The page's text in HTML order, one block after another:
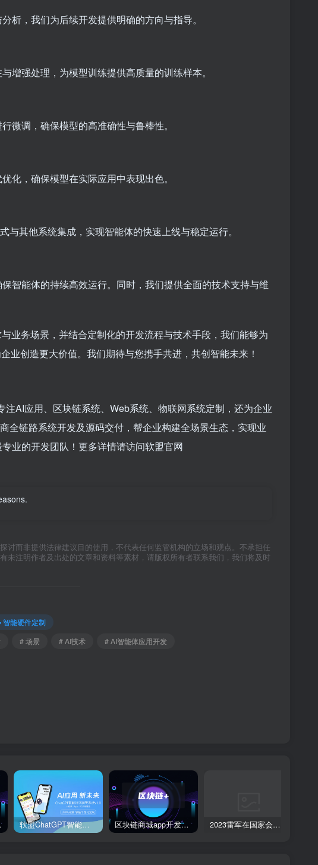
析，我们为后续开发提供明确的方向与指导。
增强处理，为模型训练提供高质量的训练样本。
微调，确保模型的高准确性与鲁棒性。
化，确保模型在实际应用中表现出色。
其他系统集成，实现智能体的快速上线与稳定运行。
智能体的持续高效运行。同时，我们提供全面的技术支持与维
业务场景，并结合定制化的开发流程与技术手段，我们能够为
创造更大价值。我们期待与您携手共进，共创智能未来！
AI应用、区块链系统、Web系统、物联网系统定制，还为企业
全链路系统开发及源码交付，帮企业构建全场景生态，实现业
业的开发团队！更多详情请访问软盟官网
而非提供法律建议目的使用，不代表任何监管机构的立场和观点。不承担任
注明作者及出处的文章和资料等素材，请版权所有者联系我们，我们将及时
智能硬件定制
# 场景 # AI技术 # AI智能体应用开发
网络热议。 软盟ChatGPT智能聊天对话系统 区块链商城app开发有什么好处和坏处？ 2023雷军在国家会议中心举行的年度演讲全文：成长的经历和感悟